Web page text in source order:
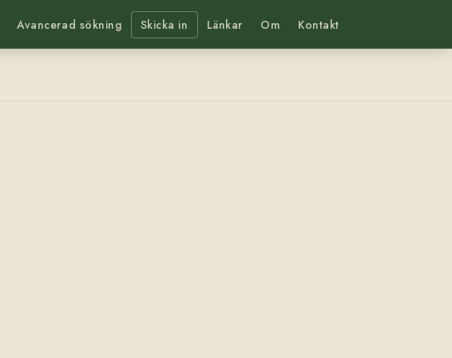
Avancerad sökning Skicka in Länkar Om Kontakt